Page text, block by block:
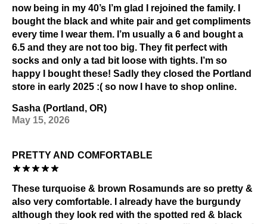
now being in my 40’s I’m glad I rejoined the family. I
bought the black and white pair and get compliments
every time I wear them. I’m usually a 6 and bought a
6.5 and they are not too big. They fit perfect with
socks and only a tad bit loose with tights. I’m so
happy I bought these! Sadly they closed the Portland
store in early 2025 :( so now I have to shop online.
Sasha (Portland, OR)
May 15, 2026
PRETTY AND COMFORTABLE
These turquoise & brown Rosamunds are so pretty &
also very comfortable. I already have the burgundy
although they look red with the spotted red & black